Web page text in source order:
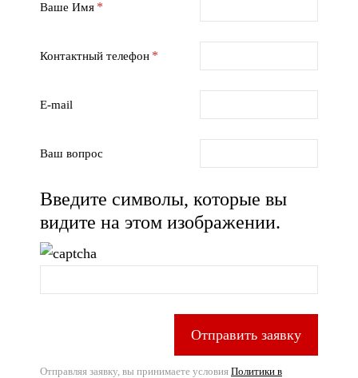
Ваше Имя
Контактный телефон
E-mail
Ваш вопрос
Введите символы, которые вы
видите на этом изображении.
Отправить заявку
Отправляя заявку, вы принимаете условия Политики в